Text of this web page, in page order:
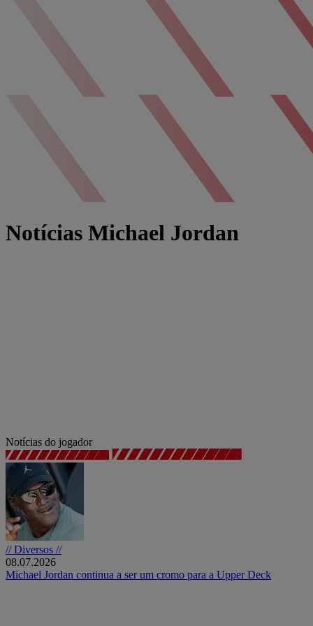
Notícias Michael Jordan
Notícias do jogador
// Diversos //
08.07.2026
Michael Jordan continua a ser um cromo para a Upper Deck